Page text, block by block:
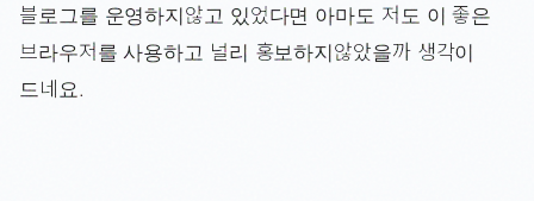
블로그를 운영하지않고 있었다면 아마도 저도 이 좋은
브라우저를 사용하고 널리 홍보하지않았을까 생각이
드네요.